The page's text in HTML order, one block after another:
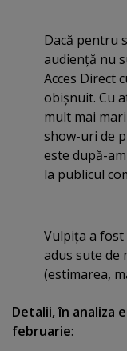
Dacă pentru
audienţă nu
Acces Direct
obişnuit. Cu
mult mai
show-uri de
este după-
la publicul
Vulpiţa a fost
adus sute de
(estimarea,
Detalii, în analiza
februarie: